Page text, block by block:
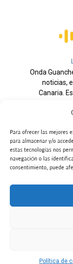
Para ofrecer las mejores
para almacenar y/o
estas tecnologías nos
navegación o las
consentimiento, puede
Política de
Onda
noticias,
Canaria.
Todos los derechos
Radio
Contacto
Aviso Legal